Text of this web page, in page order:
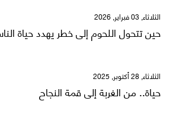
الثلاثاء, 03 فبراير, 2026
حين تتحول اللحوم إلى خطر يهدد حياة
الثلاثاء, 28 أكتوبر, 2025
حياة.. من الغربة إلى قمة النجاح